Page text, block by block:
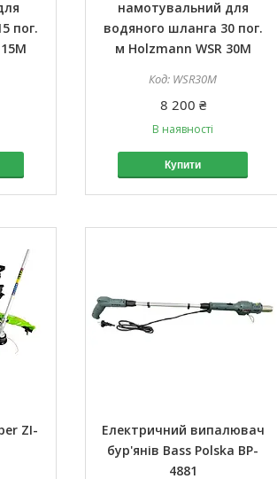
пог.
намотувальний для
водяного шланга 30 пог.
м Holzmann WSR 30M
WSR30M
8 200 ₴
В наявності
Купити
ZI-
Електричний випалювач
бур'янів Bass Polska BP-
4881